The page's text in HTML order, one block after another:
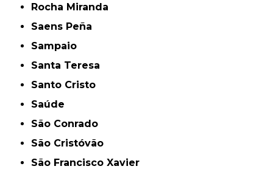
Rocha Miranda
Saens Peña
Sampaio
Santa Teresa
Santo Cristo
Saúde
São Conrado
São Cristóvão
São Francisco Xavier